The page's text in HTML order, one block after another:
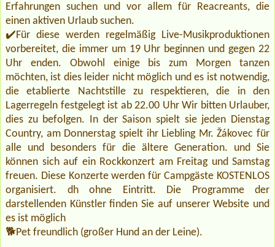
Erfahrungen suchen und vor allem für Reacreants, die
einen aktiven Urlaub suchen.
✔️Für diese werden regelmäßig Live-Musikproduktionen
vorbereitet, die immer um 19 Uhr beginnen und gegen 22
Uhr enden. Obwohl einige bis zum Morgen tanzen
möchten, ist dies leider nicht möglich und es ist notwendig,
die etablierte Nachtstille zu respektieren, die in den
Lagerregeln festgelegt ist ab 22.00 Uhr Wir bitten Urlauber,
dies zu befolgen. In der Saison spielt sie jeden Dienstag
Country, am Donnerstag spielt ihr Liebling Mr. Žákovec für
alle und besonders für die ältere Generation. und Sie
können sich auf ein Rockkonzert am Freitag und Samstag
freuen. Diese Konzerte werden für Campgäste KOSTENLOS
organisiert. dh ohne Eintritt. Die Programme der
darstellenden Künstler finden Sie auf unserer Website und
es ist möglich
🐕‍Pet freundlich (großer Hund an der Leine).